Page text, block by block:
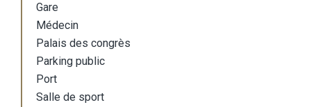
Gare
Médecin
Palais des congrès
Parking public
Port
Salle de sport